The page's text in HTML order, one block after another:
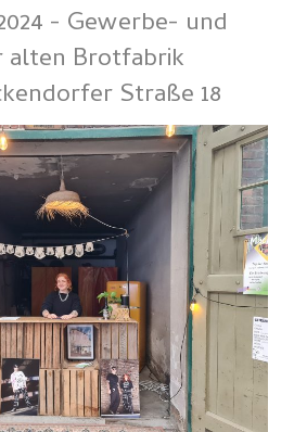
- Gewerbe- und
alten Brotfabrik
Straße 18